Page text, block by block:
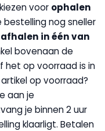
voor ophalen
bestelling nog sneller
afhalen in één van
bovenaan de
het op voorraad is in
op voorraad?
aan je
je binnen 2 uur
klaarligt. Betalen